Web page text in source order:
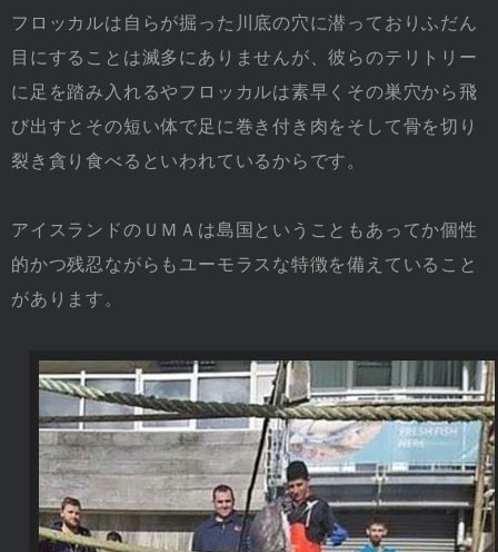
フロッカルは自らが掘った川底の穴に潜っておりふだん
目にすることは滅多にありませんが、彼らのテリトリー
に足を踏み入れるやフロッカルは素早くその巣穴から飛
び出すとその短い体で足に巻き付き肉をそして骨を切り
裂き貪り食べるといわれているからです。
アイスランドのＵＭＡは島国ということもあってか個性
的かつ残忍ながらもユーモラスな特徴を備えていること
があります。